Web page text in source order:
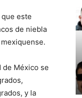
este
de niebla
de México se
y la